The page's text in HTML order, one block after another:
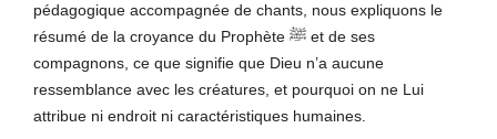
pédagogique accompagnée de chants, nous expliquons le
résumé de la croyance du Prophète ﷺ et de ses
compagnons, ce que signifie que Dieu n’a aucune
ressemblance avec les créatures, et pourquoi on ne Lui
attribue ni endroit ni caractéristiques humaines.